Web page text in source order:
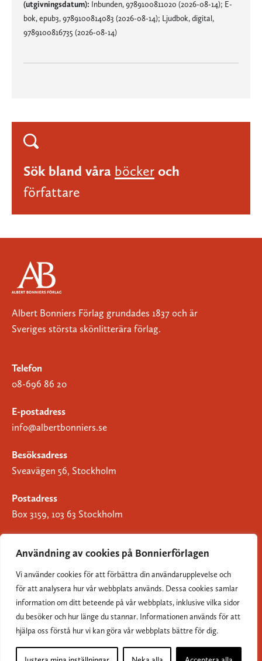
Användning av cookies på Bonnierförlagen
Vi använder cookies för att förbättra din användarupplevelse och
för att analysera hur vår webbplats används. Dessa cookies samlar
information om ditt beteende på vår webbplats, inklusive vilka sidor
du besöker och hur länge du stannar. Informationen används för att
hjälpa oss förstå hur vi kan göra vår webbplats bättre för dig.
(utgivningsdatum): Inbunden, 9789100811020 (2026-08-14); E-
bok, epub3, 9789100814083 (2026-08-14); Ljudbok, digital,
9789100816735 (2026-08-14)
Sök bland våra böcker och
författare
Albert Bonniers Förlag grundades 1837 och är
Sveriges största skönlitterära förlag.
Telefon
08-696 86 20
E-postadress
info@albertbonniers.se
Besöksadress
Sveavägen 56, Stockholm
Postadress
Box 3159, 103 63 Stockholm
Om Bonnierförlagen
Cookies
Integritetspolicy